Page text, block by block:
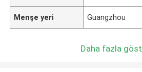
Menşe yeri Guangzhou
Daha fazla